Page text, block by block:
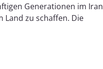
Generationen im Iran
Land zu schaffen. Die